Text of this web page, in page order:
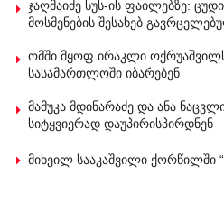
ჯაღმაიძე სუს-ის ფაილებზე:
მოსმენების შესახებ
ომში მყოფ ირაკლი
სასამართლოში იბარებენ
მამუკა მდინარაძე და ანა
სიტყვიერად დაუპირისპირდნენ
მიხეილ სააკაშვილი ქორწილში